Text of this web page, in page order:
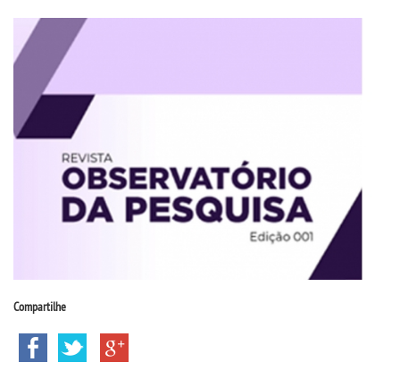
PROUNI
CURSOS
BACHARELADOS
TECNOLÓGICOS
VESTIBULAR
Compartilhe